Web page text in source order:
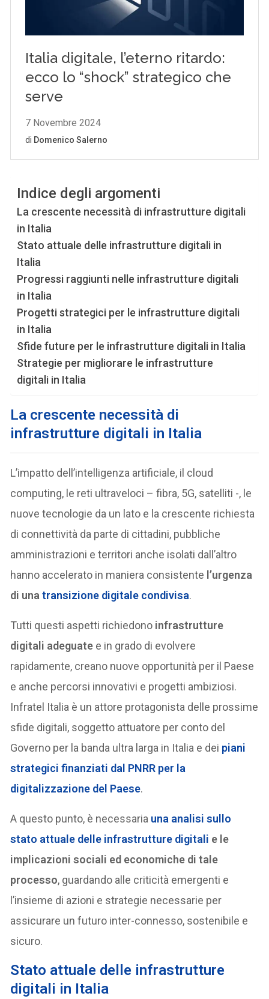
Indice degli argomenti
La crescente necessità di infrastrutture digitali
in Italia
Stato attuale delle infrastrutture digitali in
Italia
Progressi raggiunti nelle infrastrutture digitali
in Italia
Progetti strategici per le infrastrutture digitali
in Italia
Sfide future per le infrastrutture digitali in Italia
Strategie per migliorare le infrastrutture
digitali in Italia
La crescente necessità di
infrastrutture digitali in Italia
L’impatto dell’intelligenza artificiale, il cloud
computing, le reti ultraveloci – fibra, 5G, satelliti -, le
nuove tecnologie da un lato e la crescente richiesta
di connettività da parte di cittadini, pubbliche
amministrazioni e territori anche isolati dall’altro
hanno accelerato in maniera consistente l’urgenza
di unatransizione digitale condivisa.
Tutti questi aspetti richiedono infrastrutture
digitali adeguate e in grado di evolvere
rapidamente, creano nuove opportunità per il Paese
e anche percorsi innovativi e progetti ambiziosi.
Infratel Italia è un attore protagonista delle prossime
sfide digitali, soggetto attuatore per conto del
Governo per la banda ultra larga in Italia e dei piani
strategici finanziati dal PNRR per la
digitalizzazione del Paese.
A questo punto, è necessaria una analisi sullo
stato attuale delle infrastrutture digitali e le
implicazioni sociali ed economiche di tale
processo, guardando alle criticità emergenti e
l’insieme di azioni e strategie necessarie per
assicurare un futuro inter-connesso, sostenibile e
sicuro.
Stato attuale delle infrastrutture
digitali in Italia